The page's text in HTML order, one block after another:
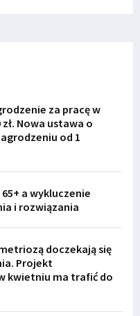
za pracę w
zł. Nowa ustawa o
od 1
a wykluczenie
i rozwiązania
doczekają się
Projekt
kwietniu ma trafić do